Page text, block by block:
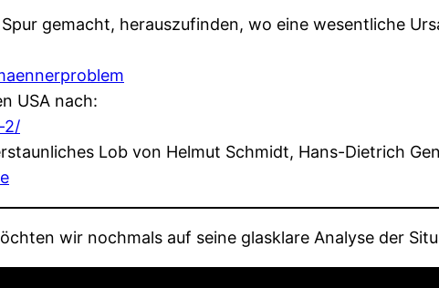
gemacht, herauszufinden, wo eine wesentliche
USA nach:
2/
Lob von Helmut Schmidt, Hans-Dietrich
wir nochmals auf seine glasklare Analyse der